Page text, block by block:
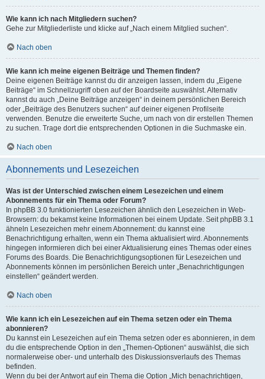
Wie kann ich nach Mitgliedern suchen?
Gehe zur Mitgliederliste und klicke auf „Nach einem Mitglied suchen“.
Nach oben
Wie kann ich meine eigenen Beiträge und Themen finden?
Deine eigenen Beiträge kannst du dir anzeigen lassen, indem du „Eigene
Beiträge“ im Schnellzugriff oben auf der Boardseite auswählst. Alternativ
kannst du auch „Deine Beiträge anzeigen“ in deinem persönlichen Bereich
oder „Beiträge des Benutzers suchen“ auf deiner eigenen Profilseite
verwenden. Benutze die erweiterte Suche, um nach von dir erstellen Themen
zu suchen. Trage dort die entsprechenden Optionen in die Suchmaske ein.
Nach oben
Abonnements und Lesezeichen
Was ist der Unterschied zwischen einem Lesezeichen und einem
Abonnements für ein Thema oder Forum?
In phpBB 3.0 funktionierten Lesezeichen ähnlich den Lesezeichen in Web-
Browsern: du bekamst keine Informationen bei einem Update. Seit phpBB 3.1
ähneln Lesezeichen mehr einem Abonnement: du kannst eine
Benachrichtigung erhalten, wenn ein Thema aktualisiert wird. Abonnements
hingegen informieren dich bei einer Aktualisierung eines Themas oder eines
Forums des Boards. Die Benachrichtigungsoptionen für Lesezeichen und
Abonnements können im persönlichen Bereich unter „Benachrichtigungen
einstellen“ geändert werden.
Nach oben
Wie kann ich ein Lesezeichen auf ein Thema setzen oder ein Thema
abonnieren?
Du kannst ein Lesezeichen auf ein Thema setzen oder es abonnieren, in dem
du die entsprechende Option in den „Themen-Optionen“ auswählst, die sich
normalerweise ober- und unterhalb des Diskussionsverlaufs des Themas
befinden.
Wenn du bei der Antwort auf ein Thema die Option „Mich benachrichtigen,